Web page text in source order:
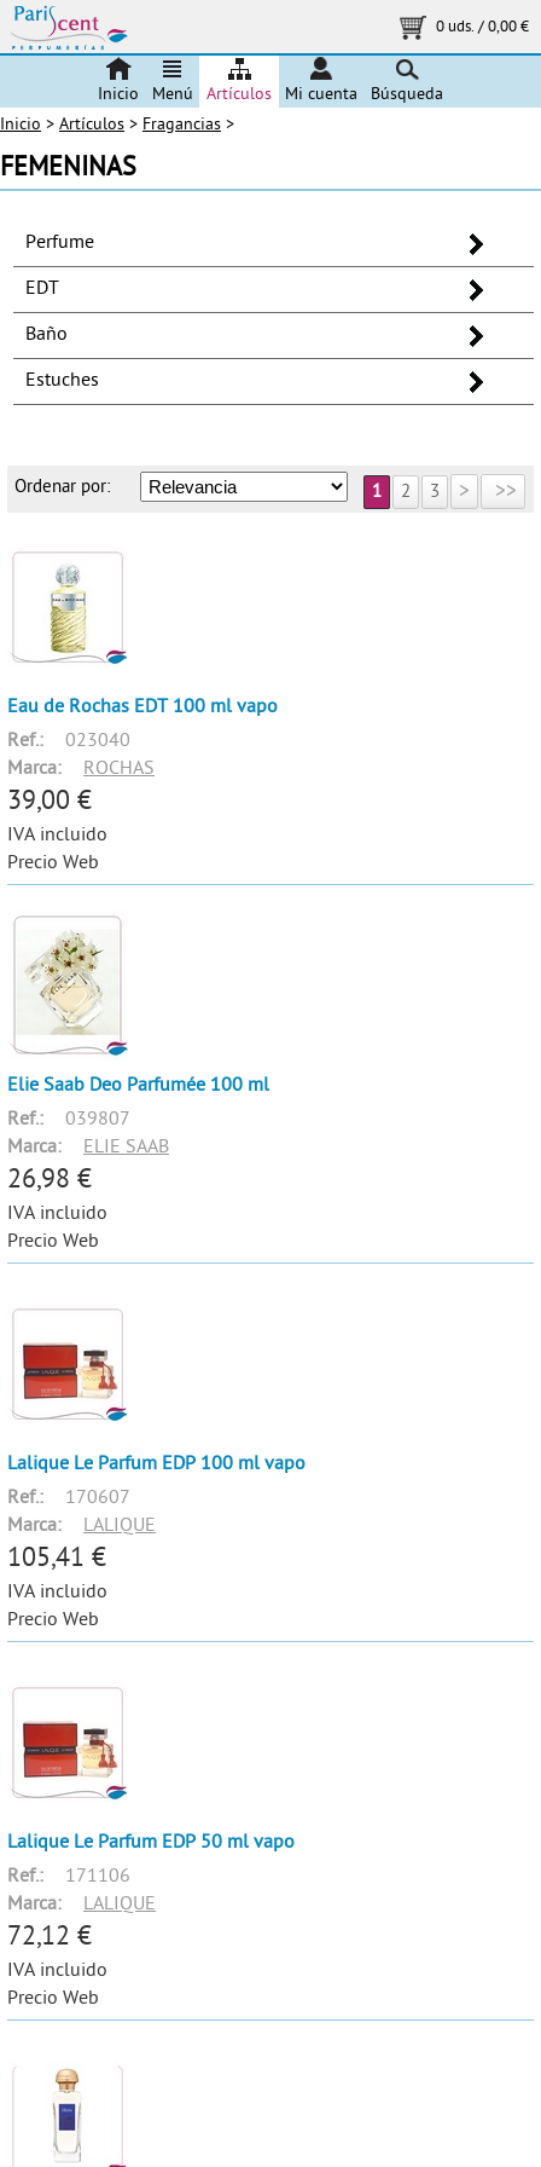
0 uds./0,00 €
Inicio Menú Artículos Mi cuenta Búsqueda
Inicio > Artículos > Fragancias >
FEMENINAS
Perfume
EDT
Baño
Estuches
Ordenar por: 1 2 3 > >>
Eau de Rochas EDT 100 ml vapo
Ref.:
023040
Marca:
ROCHAS
39,00 €
IVA incluido
Precio Web
Elie Saab Deo Parfumée 100 ml
Ref.:
039807
Marca:
ELIE SAAB
26,98 €
IVA incluido
Precio Web
Lalique Le Parfum EDP 100 ml vapo
Ref.:
170607
Marca:
LALIQUE
105,41 €
IVA incluido
Precio Web
Lalique Le Parfum EDP 50 ml vapo
Ref.:
171106
Marca:
LALIQUE
72,12 €
IVA incluido
Precio Web